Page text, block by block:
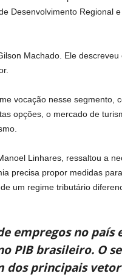
Desenvolvimento Regional
Machado. Ele
vocação nesse segmento,
opções, o mercado de
Linhares, ressaltou a
precisa propor medidas
um regime tributário
empregos no país
PIB brasileiro. O
dos principais